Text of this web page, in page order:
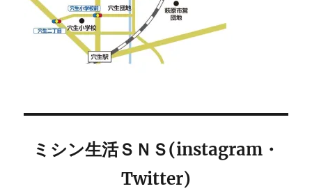
ミシン生活ＳＮＳ(instagram・
Twitter)